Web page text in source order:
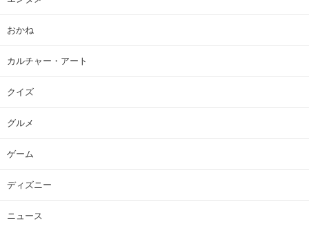
おかね
カルチャー・アート
クイズ
グルメ
ゲーム
ディズニー
ニュース